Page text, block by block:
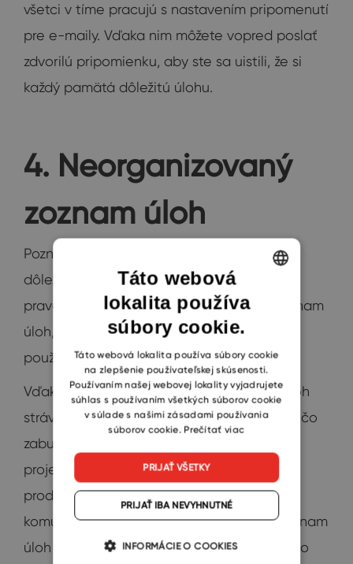
všetci v tíme pracujú s nastavením pripomenutí
pre e-maily. Vďaka nim môžete vopred poslať
zdvorilú pripomienku, aby ste sa uistili, že si
každý pamätá dôležitú úlohu.
4. Neorganizovaný
zoznam úloh
Poznáte ten pocit, akoby ste zanedbali
dôležitú úlohu, ale neviete, čo to je? Je to
pravdepodobne preto, že si nevediete zoznam
úloh, alebo ho možno potrebujete správne
používať.
Vďaka dobre organizovanému zoznamu úloh
strávite menej času kontrolou, či ste na niečo
zabudli, a viac času prácou na dôležitých
projektoch. Organizácia môže zvýšiť
produktivitu vášho tímu tým, že vám uľahčí
komunikáciu s tímom. Keď zdieľate svoj zoznam
úloh so svojimi spolupracovníkmi, môžu si ho
ENGLISH
SLOVAK
Táto webová
lokalita používa
súbory cookie.
Táto webová lokalita používa súbory cookie
na zlepšenie používateľskej skúsenosti.
Používaním našej webovej lokality vyjadrujete
súhlas s používaním všetkých súborov cookie
v súlade s našimi zásadami používania
súborov cookie. Prečítať viac
PRIJAŤ VŠETKY
PRIJAŤ IBA NEVYHNUTNÉ
INFORMÁCIE O COOKIES